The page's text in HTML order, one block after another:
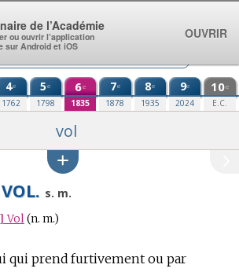
4e
1762
5e
1798
6e
1835
7e
1878
8e
1935
9e
2024
10e
E.C.
vol
VOL. s. m.
Vol (n. m.)
qui prend furtivement ou par
de l’Académie
ou ouvrir l’application
sur Android et iOS
OUVRIR